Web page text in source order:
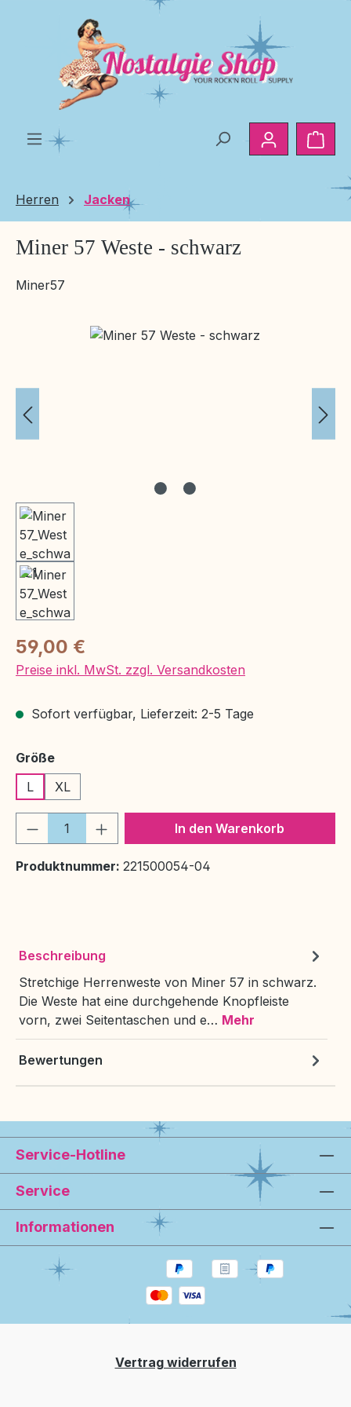
Zum Hauptinhalt springen
Herren Jacken
Miner 57 Weste - schwarz
Miner57
Bildergalerie überspringen
Regulärer Preis:
59,00 €
Preise inkl. MwSt. zzgl. Versandkosten
Sofort verfügbar, Lieferzeit: 2-5 Tage
Größeauswählen
L
XL
Produkt Anzahl: Gib denIn den Warenkorb
Produktnummer: 221500054-04
Beschreibung
Stretchige Herrenweste von Miner 57 in schwarz.
Die Weste hat eine durchgehende Knopfleiste
vorn, zwei Seitentaschen und e… Mehr
Bewertungen
Service-Hotline
Service
Informationen
Vertrag widerrufen